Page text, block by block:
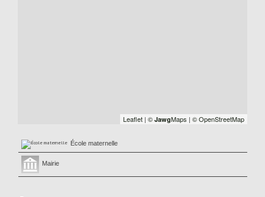
Leaflet | © JawgMaps | © OpenStreetMap
École maternelle
Mairie